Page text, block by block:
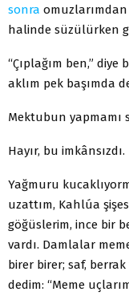
sonra
halinde süzülürken
“Çıplağım ben,” diye
aklım pek başımda
Mektubun yapmamı
Hayır, bu imkânsızdı.
Yağmuru
uzattım, Kahlúa
göğüslerim, ince bir
vardı. Damlalar
birer birer; saf,
dedim: “Meme